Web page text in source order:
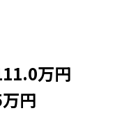
万円
円